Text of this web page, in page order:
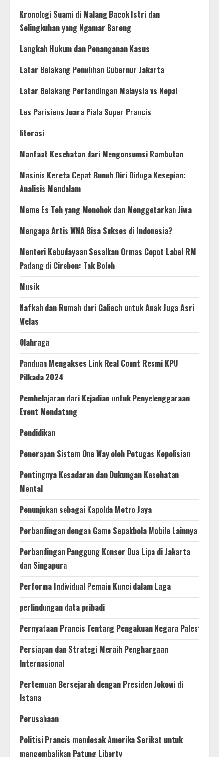
Kronologi Suami di Malang Bacok Istri dan
Selingkuhan yang Ngamar Bareng
Langkah Hukum dan Penanganan Kasus
Latar Belakang Pemilihan Gubernur Jakarta
Latar Belakang Pertandingan Malaysia vs Nepal
Les Parisiens Juara Piala Super Prancis
literasi
Manfaat Kesehatan dari Mengonsumsi Rambutan
Masinis Kereta Cepat Bunuh Diri Diduga Kesepian:
Analisis Mendalam
Meme Es Teh yang Menohok dan Menggetarkan Jiwa
Mengapa Artis WNA Bisa Sukses di Indonesia?
Menteri Kebudayaan Sesalkan Ormas Copot Label RM
Padang di Cirebon: Tak Boleh
Musik
Nafkah dan Rumah dari Galiech untuk Anak Juga Asri
Welas
Olahraga
Panduan Mengakses Link Real Count Resmi KPU
Pilkada 2024
Pembelajaran dari Kejadian untuk Penyelenggaraan
Event Mendatang
Pendidikan
Penerapan Sistem One Way oleh Petugas Kepolisian
Pentingnya Kesadaran dan Dukungan Kesehatan
Mental
Penunjukan sebagai Kapolda Metro Jaya
Perbandingan dengan Game Sepakbola Mobile Lainnya
Perbandingan Panggung Konser Dua Lipa di Jakarta
dan Singapura
Performa Individual Pemain Kunci dalam Laga
perlindungan data pribadi
Pernyataan Prancis Tentang Pengakuan Negara Palestina
Persiapan dan Strategi Meraih Penghargaan
Internasional
Pertemuan Bersejarah dengan Presiden Jokowi di
Istana
Perusahaan
Politisi Prancis mendesak Amerika Serikat untuk
mengembalikan Patung Liberty